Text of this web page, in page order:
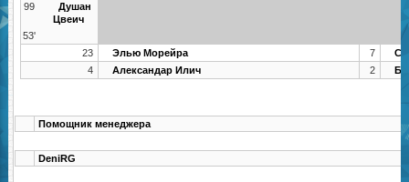
99
Душан
Цвеич
53'
23
Элью Морейра 7
4
Александар Илич 2
Помощник менеджера
DeniRG